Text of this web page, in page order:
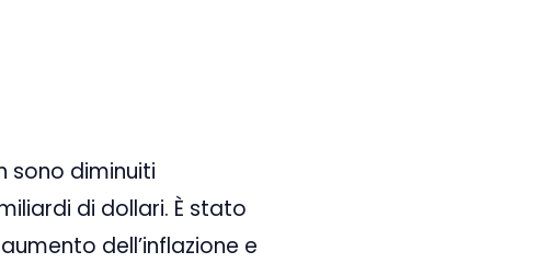
sono diminuiti
di dollari. È stato
dell’inflazione e